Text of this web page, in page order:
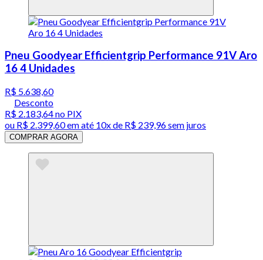
Pneu Goodyear Efficientgrip Performance 91V Aro
16 4 Unidades
R$ 5.638,60
Desconto
R$ 2.183,64no PIX
ou R$ 2.399,60em até 10x de R$ 239,96 sem juros
COMPRAR AGORA